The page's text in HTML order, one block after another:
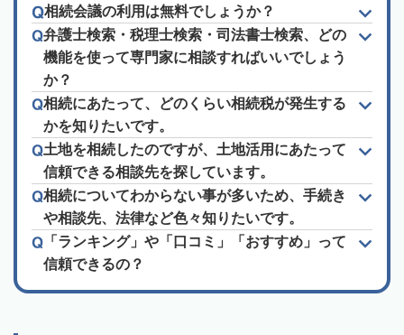
相続会議の利用は無料でしょうか？
弁護士検索・税理士検索・司法書士検索、どの
機能を使って専門家に相談すればいいでしょう
か？
相続にあたって、どのくらい相続税が発生する
かを知りたいです。
土地を相続したのですが、土地活用にあたって
信頼できる相談先を探しています。
相続についてわからない事が多いため、手続き
や相談先、法律など色々知りたいです。
「ランキング」や「口コミ」「おすすめ」って
信頼できるの？